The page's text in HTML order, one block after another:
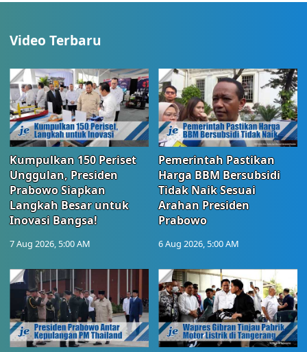
Video Terbaru
Kumpulkan 150 Periset
Unggulan, Presiden
Prabowo Siapkan
Langkah Besar untuk
Inovasi Bangsa!
7 Aug 2026, 5:00 AM
Pemerintah Pastikan
Harga BBM Bersubsidi
Tidak Naik Sesuai
Arahan Presiden
Prabowo
6 Aug 2026, 5:00 AM